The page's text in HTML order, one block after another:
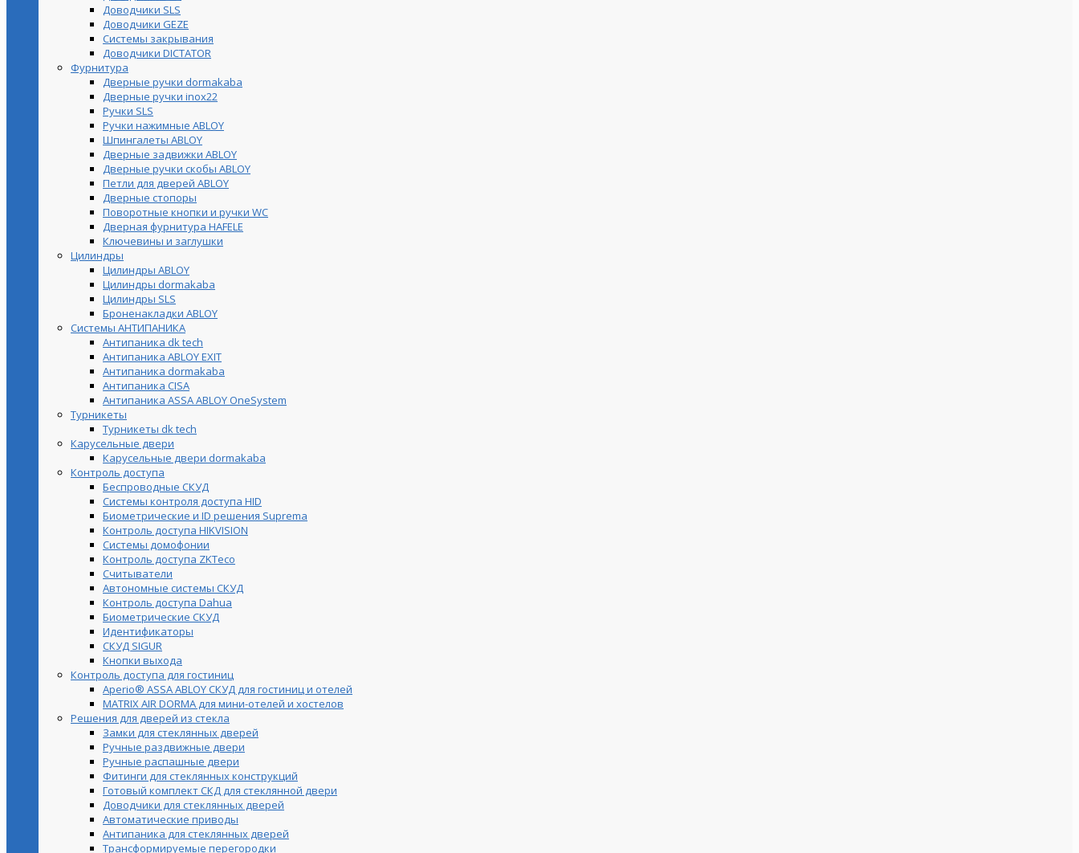
Доводчики SLS
Доводчики GEZE
Cистемы закрывания
Доводчики DICTATOR
Фурнитура
Дверные ручки dormakaba
Дверные ручки inox22
Ручки SLS
Ручки нажимные ABLOY
Шпингалеты ABLOY
Дверные задвижки ABLOY
Дверные ручки скобы ABLOY
Петли для дверей ABLOY
Дверные стопоры
Поворотные кнопки и ручки WC
Дверная фурнитура HAFELE
Ключевины и заглушки
Цилиндры
Цилиндры ABLOY
Цилиндры dormakaba
Цилиндры SLS
Броненакладки ABLOY
Системы АНТИПАНИКА
Антипаника dk tech
Антипаника ABLOY EXIT
Антипаника dormakaba
Антипаника СISA
Антипаника ASSA ABLOY OneSystem
Турникеты
Турникеты dk tech
Карусельные двери
Карусельные двери dormakaba
Контроль доступа
Беспроводные СКУД
Системы контроля доступа HID
Биометрические и ID решения Suprema
Контроль доступа HIKVISION
Системы домофонии
Контроль доступа ZKTeco
Считыватели
Автономные системы СКУД
Контроль доступа Dahua
Биометрические СКУД
Идентификаторы
СКУД SIGUR
Кнопки выхода
Контроль доступа для гостиниц
Aperio® ASSA ABLOY СКУД для гостиниц и отелей
MATRIX AIR DORMA для мини-отелей и хостелов
Решения для дверей из стекла
Замки для стеклянных дверей
Ручные раздвижные двери
Ручные распашные двери
Фитинги для стеклянных конструкций
Готовый комплект СКД для стеклянной двери
Доводчики для стеклянных дверей
Автоматические приводы
Антипаника для стеклянных дверей
Трансформируемые перегородки